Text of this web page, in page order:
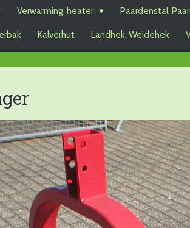
Verwarming, heater Paardenstal,
Kalverhut Landhek, Weidehek